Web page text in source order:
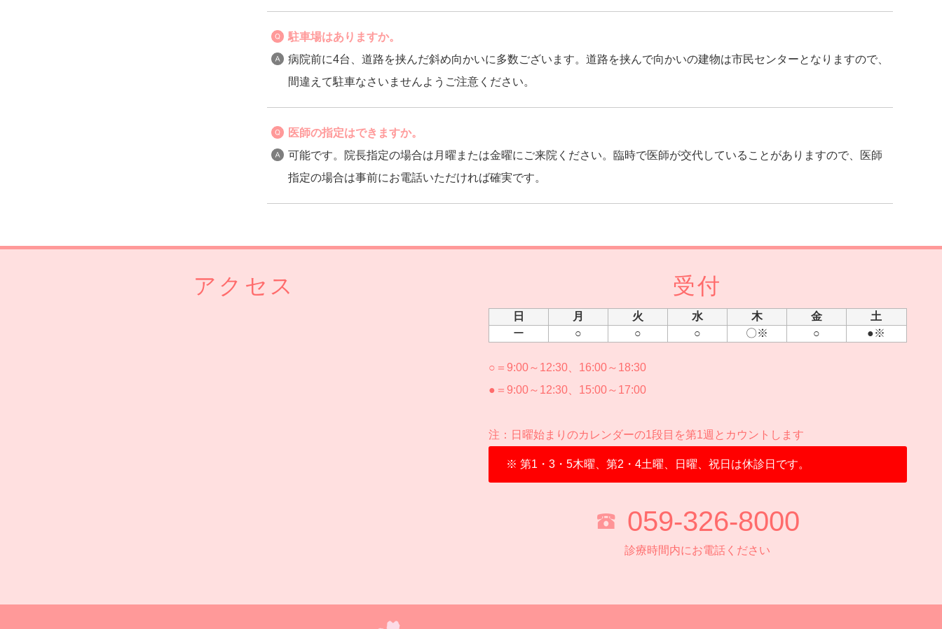
駐車場はありますか。
病院前に4台、道路を挟んだ斜め向かいに多数ございます。道路を挟んで向かいの建物は市民センターとなりますので、
間違えて駐車なさいませんようご注意ください。
医師の指定はできますか。
可能です。院長指定の場合は月曜または金曜にご来院ください。臨時で医師が交代していることがありますので、医師
指定の場合は事前にお電話いただければ確実です。
アクセス 受付
日 月 火 水 木 金
土
ー
○ ○ ○ 〇※ ○ ●※
○＝9:00～12:30、16:00～18:30
●＝9:00～12:30、15:00～17:00
注：日曜始まりのカレンダーの1段目を第1週とカウントします
※ 第1・3・5木曜、第2・4土曜、日曜、祝日は休診日です。
059-326-8000
診療時間内にお電話ください